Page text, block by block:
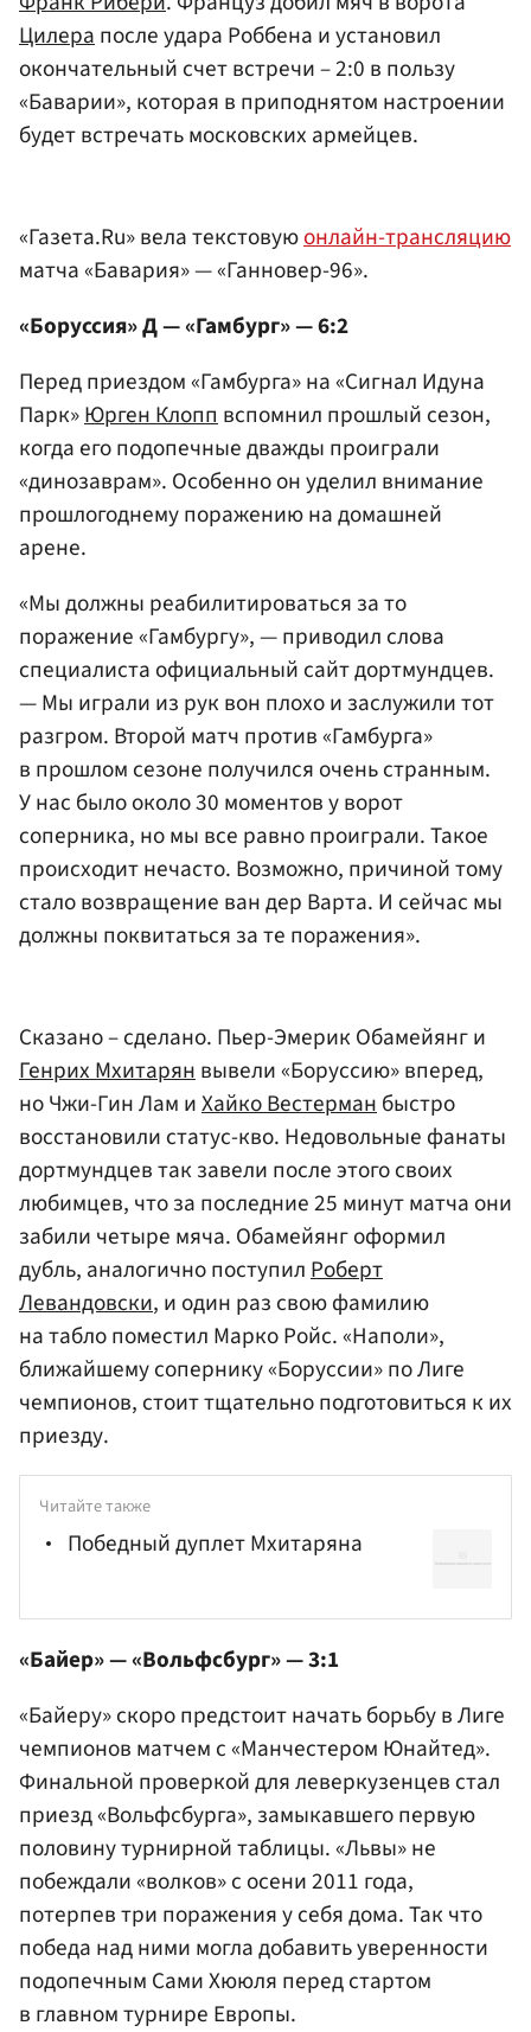
Цилерапосле удара Роббена и установил
окончательный счет встречи – 2:0 в пользу
«Баварии», которая в приподнятом настроении
будет встречать московских армейцев.
«Газета.Ru» вела текстовуюонлайн-трансляцию
матча «Бавария» — «Ганновер-96».
«Боруссия» Д — «Гамбург» — 6:2
Перед приездом «Гамбурга» на «Сигнал Идуна
Парк»Юрген Клоппвспомнил прошлый сезон,
когда его подопечные дважды проиграли
«динозаврам». Особенно он уделил внимание
прошлогоднему поражению на домашней
арене.
«Мы должны реабилитироваться за то
поражение «Гамбургу», — приводил слова
специалиста официальный сайт дортмундцев.
— Мы играли из рук вон плохо и заслужили тот
разгром. Второй матч против «Гамбурга»
в прошлом сезоне получился очень странным.
У нас было около 30 моментов у ворот
соперника, но мы все равно проиграли. Такое
происходит нечасто. Возможно, причиной тому
стало возвращение ван дер Варта. И сейчас мы
должны поквитаться за те поражения».
Сказано – сделано. Пьер-Эмерик Обамейянг и
Генрих Мхитарянвывели «Боруссию» вперед,
но Чжи-Гин Лам иХайко Вестерманбыстро
восстановили статус-кво. Недовольные фанаты
дортмундцев так завели после этого своих
любимцев, что за последние 25 минут матча они
забили четыре мяча. Обамейянг оформил
дубль, аналогично поступилРоберт
Левандовски, и один раз свою фамилию
на табло поместил Марко Ройс. «Наполи»,
ближайшему сопернику «Боруссии» по Лиге
чемпионов, стоит тщательно подготовиться к их
приезду.
Читайте также
Победный дуплет Мхитаряна
«Байер» — «Вольфсбург» — 3:1
«Байеру» скоро предстоит начать борьбу в Лиге
чемпионов матчем с «Манчестером Юнайтед».
Финальной проверкой для леверкузенцев стал
приезд «Вольфсбурга», замыкавшего первую
половину турнирной таблицы. «Львы» не
побеждали «волков» с осени 2011 года,
потерпев три поражения у себя дома. Так что
победа над ними могла добавить уверенности
подопечным Сами Хююля перед стартом
в главном турнире Европы.